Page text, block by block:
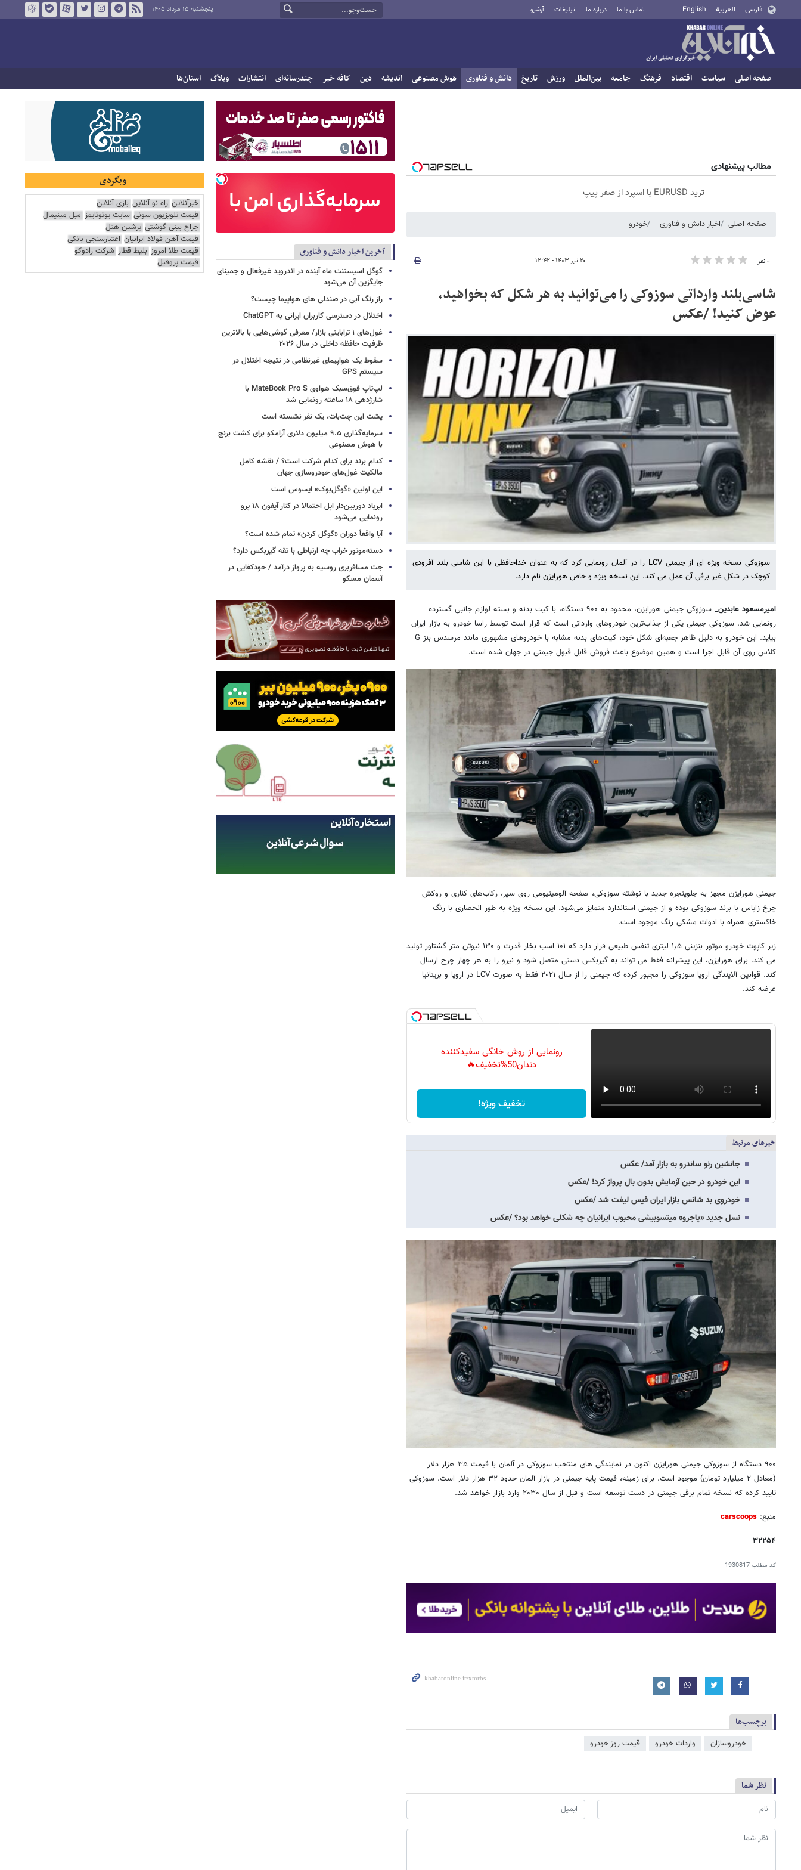
فارسی العربية English تماس با ما درباره ما تبلیغات آرشیو پنجشنبه ۱۵ مرداد ۱۴۰۵
صفحه اصلی سیاست اقتصاد فرهنگ جامعه بین‌الملل ورزش تاریخ دانش و فناوری هوش مصنوعی اندیشه دین کافه خبر چندرسانه‌ای انتشارات وبلاگ استان‌ها
مطالب پیشنهادی
ترید EURUSD با اسپرد از صفر پیپ
صفحه اصلی اخبار دانش و فناوری خودرو
۰ نفر ۲۰ تیر ۱۴۰۳ - ۱۲:۴۲
شاسی‌بلند وارداتی سوزوکی را می‌توانید به هر شکل که بخواهید،
عوض کنید! /عکس
سوزوکی نسخه ویژه ای از جیمنی LCV را در آلمان رونمایی کرد که به عنوان خداحافظی با این شاسی بلند آفرودی
کوچک در شکل غیر برقی آن عمل می کند. این نسخه ویژه و خاص هورایزن نام دارد.
امیرمسعود عابدین_ ‌
سوزوکی جیمنی هورایزن، محدود به ۹۰۰ دستگاه، با کیت بدنه و بسته لوازم جانبی گسترده
رونمایی شد. سوزوکی جیمنی یکی از جذاب‌ترین خودروهای وارداتی است که قرار است توسط راسا خودرو به بازار ایران
بیاید. این خودرو به دلیل ظاهر جعبه‌ای شکل خود، کیت‌های بدنه مشابه با خودروهای مشهوری مانند مرسدس بنز G
کلاس روی آن قابل اجرا است و همین موضوع باعث فروش قابل قبول جیمنی در جهان شده است.
جیمنی هورایزن مجهز به جلوپنجره‌ جدید با نوشته سوزوکی، صفحه آلومینیومی روی سپر، رکاب‌های کناری و روکش
چرخ زاپاس با برند سوزوکی بوده و از جیمنی استاندارد متمایز می‌شود. این نسخه ویژه به طور انحصاری با رنگ
خاکستری همراه با ادوات مشکی رنگ موجود است.
زیر کاپوت خودرو موتور بنزینی ۱٫۵ لیتری تنفس طبیعی قرار دارد که ۱۰۱ اسب بخار قدرت و ۱۳۰ نیوتن متر گشتاور تولید
می کند. برای هورایزن، این پیشرانه فقط می تواند به گیربکس دستی متصل شود و نیرو را به هر چهار چرخ ارسال
کند. قوانین آلایندگی اروپا سوزوکی را مجبور کرده که جیمنی را از سال ۲۰۲۱ فقط به صورت LCV در اروپا و بریتانیا
عرضه کند.
رونمایی از روش خانگی سفیدکننده
دندان50%تخفیف🔥
تخفیف ویژه!
خبرهای مرتبط
جانشین رنو ساندرو به بازار آمد/ عکس
این خودرو در حین آزمایش بدون بال پرواز کرد! /عکس
خودروی بد شانس بازار ایران فیس لیفت شد /عکس
نسل جدید «پاجرو» میتسوبیشی محبوب ایرانیان چه شکلی خواهد بود؟ /عکس
۹۰۰ دستگاه از سوزوکی جیمنی هورایزن اکنون در نمایندگی های منتخب سوزوکی در آلمان با قیمت ۳۵ هزار دلار
(معادل ۲ میلیارد تومان) موجود است. برای زمینه، قیمت پایه جیمنی در بازار آلمان حدود ۳۲ هزار دلار است. سوزوکی
تایید کرده که نسخه تمام برقی جیمنی در دست توسعه است و قبل از سال ۲۰۳۰ وارد بازار خواهد شد.
منبع: carscoops
۳۲۲۵۴
کد مطلب1930817
برچسب‌ها
خودروسازان واردات خودرو قیمت روز خودرو
نظر شما
آخرین اخبار دانش و فناوری
گوگل اسیستنت ماه آینده در اندروید غیرفعال و جمینای
جایگزین آن می‌شود
راز رنگ آبی در صندلی های هواپیما چیست؟
اختلال در دسترسی کاربران ایرانی به ChatGPT
غول‌های ۱ ترابایتی بازار/ معرفی گوشی‌هایی با بالاترین
ظرفیت حافظه داخلی در سال ۲۰۲۶
سقوط یک هواپیمای غیرنظامی در نتیجه اختلال در
سیستم‌ GPS
لپ‌تاپ فوق‌سبک هواوی MateBook Pro S با
شارژدهی ۱۸ ساعته رونمایی شد
پشت این چت‌بات، یک نفر نشسته است
سرمایه‌گذاری ۹.۵ میلیون دلاری آرامکو برای کشت برنج
با هوش مصنوعی
کدام برند برای کدام شرکت است؟ / نقشه کامل
مالکیت غول‌های خودروسازی جهان
این اولین «گوگل‌بوک» ایسوس است
ایرپاد دوربین‌دار اپل احتمالا در کنار آیفون ۱۸ پرو
رونمایی می‌شود
آیا واقعاً دوران «گوگل کردن» تمام شده است؟
دسته‌موتور خراب چه ارتباطی با تقه گیربکس دارد؟
جت مسافربری روسیه به پرواز درآمد / خودکفایی در
آسمان مسکو
وبگردی
خبرآنلاین راه نو آنلاین بازی آنلاین
قیمت تلویزیون سونی سایت یوتوتایمز مبل مینیمال
جراح بینی گوشتی پرشین هتل
قیمت آهن فولاد ایرانیان اعتبارسنجی بانکی
قیمت طلا امروز بلیط قطار شرکت رادوکو
قیمت پروفیل